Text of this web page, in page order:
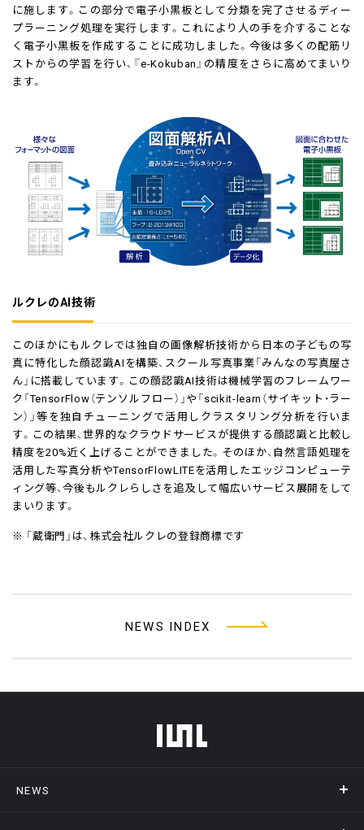
に施します。この部分で電子小黒板として分類を完了させるディー
プラーニング処理を実行します。これにより人の手を介することな
く電子小黒板を作成することに成功しました。今後は多くの配筋リ
ストからの学習を行い、『e-Kokuban』の精度をさらに高めてまいり
ます。
ルクレのAI技術
このほかにもルクレでは独自の画像解析技術から日本の子どもの写
真に特化した顔認識AIを構築、スクール写真事業「みんなの写真屋さ
ん」に搭載しています。この顔認識AI技術は機械学習のフレームワー
ク「TensorFlow（テンソルフロー）」や「scikit-learn（サイキット・ラー
ン）」等を独自チューニングで活用しクラスタリング分析を行いま
す。この結果、世界的なクラウドサービスが提供する顔認識と比較し
精度を20%近く上げることができました。そのほか、自然言語処理を
活用した写真分析やTensorFlowLITEを活用したエッジコンピューテ
ィング等、今後もルクレらしさを追及して幅広いサービス展開をして
まいります。
※ 「蔵衛門」は、株式会社ルクレの登録商標です
NEWS INDEX
フッターメニュー
NEWS